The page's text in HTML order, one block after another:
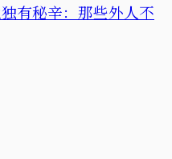
有秘辛：那些外人不